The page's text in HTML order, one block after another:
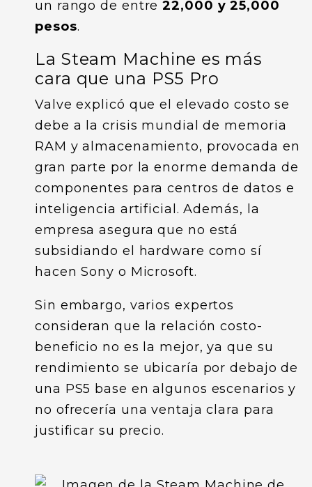
un rango de entre22,000 y 25,000
pesos.
La Steam Machine es más
cara que una PS5 Pro
Valve explicó que el elevado costo se
debe a la crisis mundial de memoria
RAM y almacenamiento, provocada en
gran parte por la enorme demanda de
componentes para centros de datos e
inteligencia artificial. Además, la
empresa asegura que no está
subsidiando el hardware como sí
hacen Sony o Microsoft.
Sin embargo, varios expertos
consideran que la relación costo-
beneficio no es la mejor, ya que su
rendimiento se ubicaría por debajo de
una PS5 base en algunos escenarios y
no ofrecería una ventaja clara para
justificar su precio.